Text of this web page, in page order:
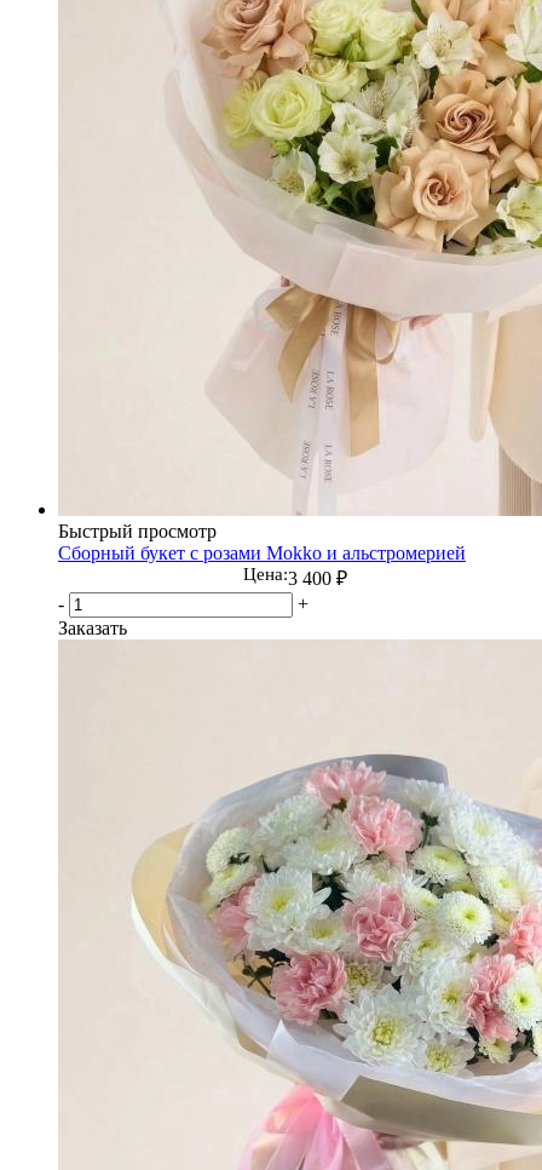
Быстрый просмотр
Сборный букет с розами Mokko и альстромерией
Цена:3 400 ₽
-
+
Заказать